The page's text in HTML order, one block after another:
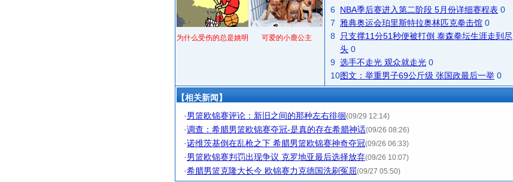
为什么受伤的总是姚明 可爱的小鹿公主
6 NBA季后赛进入第二阶段 5月份详细赛程表 0
7
雅典奥运会珀里斯特拉奥林匹克拳击馆 0
8
只支撑11分51秒便被打倒 泰森拳坛生涯走到尽
头 0
9 选手不走光 观众就走光 0
10图文：举重男子69公斤级 张国政最后一举 0
【相关新闻】
·男篮欧锦赛评论：新旧之间的那种左右徘徊(09/29 12:14)
·调查：希腊男篮欧锦赛夺冠-是真的存在希腊神话(09/26 08:26)
·诺维茨基倒在乱枪之下 希腊男篮欧锦赛神奇夺冠(09/26 06:33)
·男篮欧锦赛判罚出现争议 克罗地亚最后选择放弃(09/26 10:07)
·希腊男篮克隆大长今 欧锦赛力克德国洗刷冤屈(09/27 05:50)